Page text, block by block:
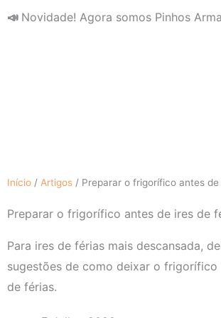
Skip
📣 Novidade! Agora somos Pinhos
Início / Artigos / Preparar o frigorífico antes
Preparar o frigorífico antes de ires de
Para ires de férias mais descansada,
sugestões de como deixar o
de férias.